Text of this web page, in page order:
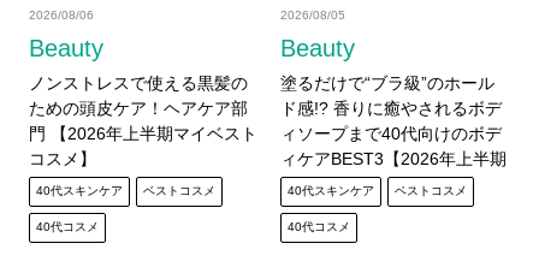
Beauty
2026/08/06
ノンストレスで使える黒髪の
ための頭皮ケア！ヘアケア部
門 【2026年上半期マイベスト
コスメ】
40代スキンケア ベストコスメ
40代コスメ
Beauty
2026/08/05
塗るだけで“ブラ級”のホール
ド感!? 香りに癒やされるボデ
ィソープまで40代向けのボデ
ィケアBEST3【2026年上半期
ベストコスメ】
40代スキンケア ベストコスメ
40代コスメ